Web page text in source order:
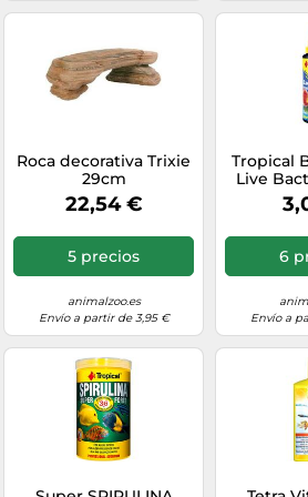
Roca decorativa Trixie
29cm
22,54 €
5 precios
animalzoo.es
Envío a partir de 3,95 €
Tropical
Live
6
Envío a